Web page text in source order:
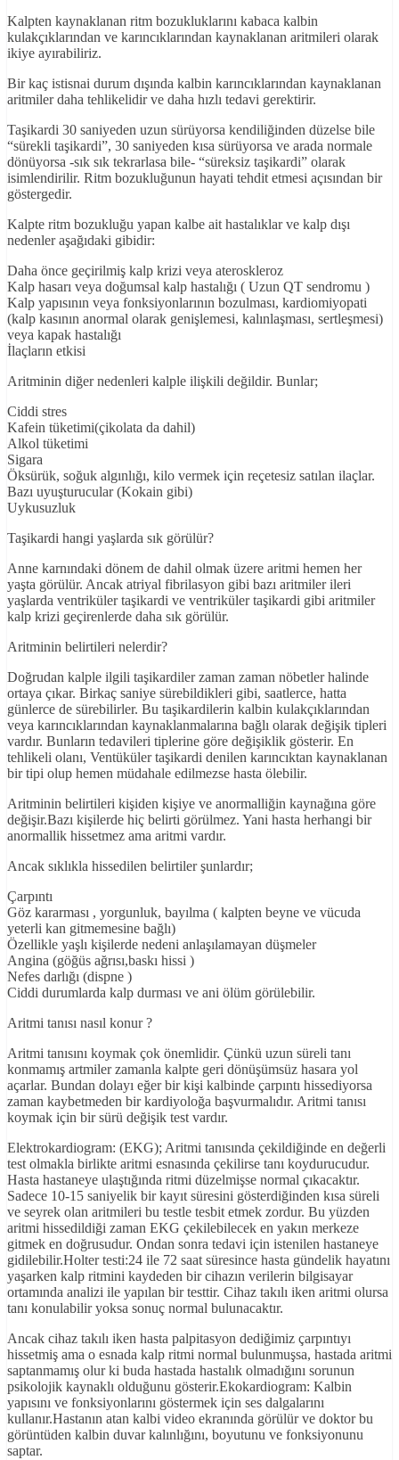
Kalpten kaynaklanan ritm bozukluklarını kabaca kalbin
kulakçıklarından ve karıncıklarından kaynaklanan aritmileri olarak
ikiye ayırabiliriz.
Bir kaç istisnai durum dışında kalbin karıncıklarından kaynaklanan
aritmiler daha tehlikelidir ve daha hızlı tedavi gerektirir.
Taşikardi 30 saniyeden uzun sürüyorsa kendiliğinden düzelse bile
“sürekli taşikardi”, 30 saniyeden kısa sürüyorsa ve arada normale
dönüyorsa -sık sık tekrarlasa bile- “süreksiz taşikardi” olarak
isimlendirilir. Ritm bozukluğunun hayati tehdit etmesi açısından bir
göstergedir.
Kalpte ritm bozukluğu yapan kalbe ait hastalıklar ve kalp dışı
nedenler aşağıdaki gibidir:
Daha önce geçirilmiş kalp krizi veya ateroskleroz
Kalp hasarı veya doğumsal kalp hastalığı ( Uzun QT sendromu )
Kalp yapısının veya fonksiyonlarının bozulması, kardiomiyopati
(kalp kasının anormal olarak genişlemesi, kalınlaşması, sertleşmesi)
veya kapak hastalığı
İlaçların etkisi
Aritminin diğer nedenleri kalple ilişkili değildir. Bunlar;
Ciddi stres
Kafein tüketimi(çikolata da dahil)
Alkol tüketimi
Sigara
Öksürük, soğuk algınlığı, kilo vermek için reçetesiz satılan ilaçlar.
Bazı uyuşturucular (Kokain gibi)
Uykusuzluk
Taşikardi hangi yaşlarda sık görülür?
Anne karnındaki dönem de dahil olmak üzere aritmi hemen her
yaşta görülür. Ancak atriyal fibrilasyon gibi bazı aritmiler ileri
yaşlarda ventriküler taşikardi ve ventriküler taşikardi gibi aritmiler
kalp krizi geçirenlerde daha sık görülür.
Aritminin belirtileri nelerdir?
Doğrudan kalple ilgili taşikardiler zaman zaman nöbetler halinde
ortaya çıkar. Birkaç saniye sürebildikleri gibi, saatlerce, hatta
günlerce de sürebilirler. Bu taşikardilerin kalbin kulakçıklarından
veya karıncıklarından kaynaklanmalarına bağlı olarak değişik tipleri
vardır. Bunların tedavileri tiplerine göre değişiklik gösterir. En
tehlikeli olanı, Ventüküler taşikardi denilen karıncıktan kaynaklanan
bir tipi olup hemen müdahale edilmezse hasta ölebilir.
Aritminin belirtileri kişiden kişiye ve anormalliğin kaynağına göre
değişir.Bazı kişilerde hiç belirti görülmez. Yani hasta herhangi bir
anormallik hissetmez ama aritmi vardır.
Ancak sıklıkla hissedilen belirtiler şunlardır;
Çarpıntı
Göz kararması , yorgunluk, bayılma ( kalpten beyne ve vücuda
yeterli kan gitmemesine bağlı)
Özellikle yaşlı kişilerde nedeni anlaşılamayan düşmeler
Angina (göğüs ağrısı,baskı hissi )
Nefes darlığı (dispne )
Ciddi durumlarda kalp durması ve ani ölüm görülebilir.
Aritmi tanısı nasıl konur ?
Aritmi tanısını koymak çok önemlidir. Çünkü uzun süreli tanı
konmamış artmiler zamanla kalpte geri dönüşümsüz hasara yol
açarlar. Bundan dolayı eğer bir kişi kalbinde çarpıntı hissediyorsa
zaman kaybetmeden bir kardiyoloğa başvurmalıdır. Aritmi tanısı
koymak için bir sürü değişik test vardır.
Elektrokardiogram: (EKG); Aritmi tanısında çekildiğinde en değerli
test olmakla birlikte aritmi esnasında çekilirse tanı koydurucudur.
Hasta hastaneye ulaştığında ritmi düzelmişse normal çıkacaktır.
Sadece 10-15 saniyelik bir kayıt süresini gösterdiğinden kısa süreli
ve seyrek olan aritmileri bu testle tesbit etmek zordur. Bu yüzden
aritmi hissedildiği zaman EKG çekilebilecek en yakın merkeze
gitmek en doğrusudur. Ondan sonra tedavi için istenilen hastaneye
gidilebilir.Holter testi:24 ile 72 saat süresince hasta gündelik hayatını
yaşarken kalp ritmini kaydeden bir cihazın verilerin bilgisayar
ortamında analizi ile yapılan bir testtir. Cihaz takılı iken aritmi olursa
tanı konulabilir yoksa sonuç normal bulunacaktır.
Ancak cihaz takılı iken hasta palpitasyon dediğimiz çarpıntıyı
hissetmiş ama o esnada kalp ritmi normal bulunmuşsa, hastada aritmi
saptanmamış olur ki buda hastada hastalık olmadığını sorunun
psikolojik kaynaklı olduğunu gösterir.Ekokardiogram: Kalbin
yapısını ve fonksiyonlarını göstermek için ses dalgalarını
kullanır.Hastanın atan kalbi video ekranında görülür ve doktor bu
görüntüden kalbin duvar kalınlığını, boyutunu ve fonksiyonunu
saptar.